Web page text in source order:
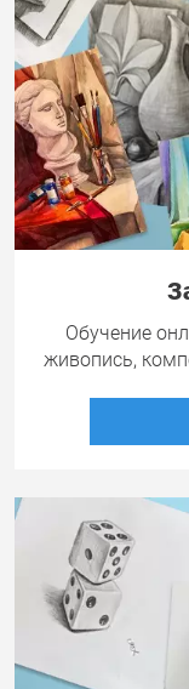
Обучение
живопись,